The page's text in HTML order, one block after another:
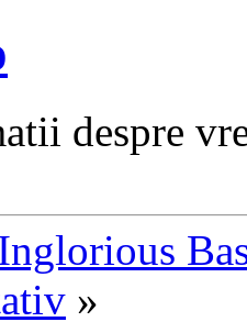
despre
»